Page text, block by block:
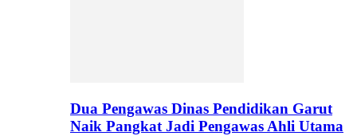
Dua Pengawas Dinas Pendidikan Garut
Naik Pangkat Jadi Pengawas Ahli Utama